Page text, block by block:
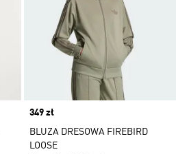
Price
349 zł
BLUZA DRESOWA FIREBIRD
LOOSE